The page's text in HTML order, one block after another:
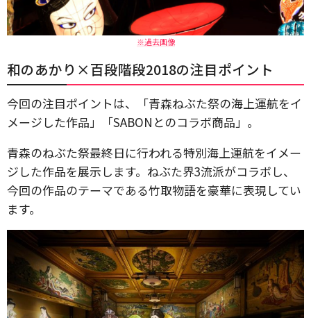
※過去画像
和のあかり×百段階段2018の注目ポイント
今回の注目ポイントは、「青森ねぶた祭の海上運航をイ
メージした作品」「SABONとのコラボ商品」。
青森のねぶた祭最終日に行われる特別海上運航をイメー
ジした作品を展示します。ねぶた界3流派がコラボし、
今回の作品のテーマである竹取物語を豪華に表現してい
ます。